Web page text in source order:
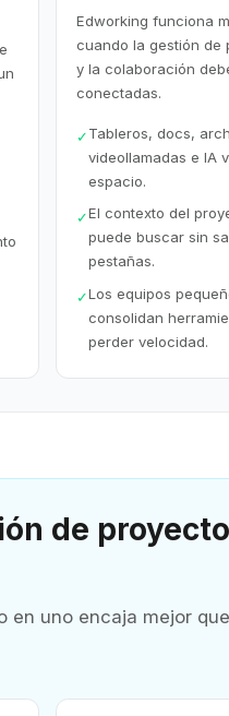
Edworking funciona
cuando la gestión de
y la colaboración
conectadas.
✓Tableros, docs,
videollamadas e IA
espacio.
✓El contexto del
puede buscar sin
pestañas.
✓Los equipos
consolidan
perder velocidad.
de
en uno encaja mejor que